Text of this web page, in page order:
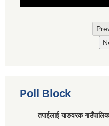
Poll Block
तपाईलाई याङवरक